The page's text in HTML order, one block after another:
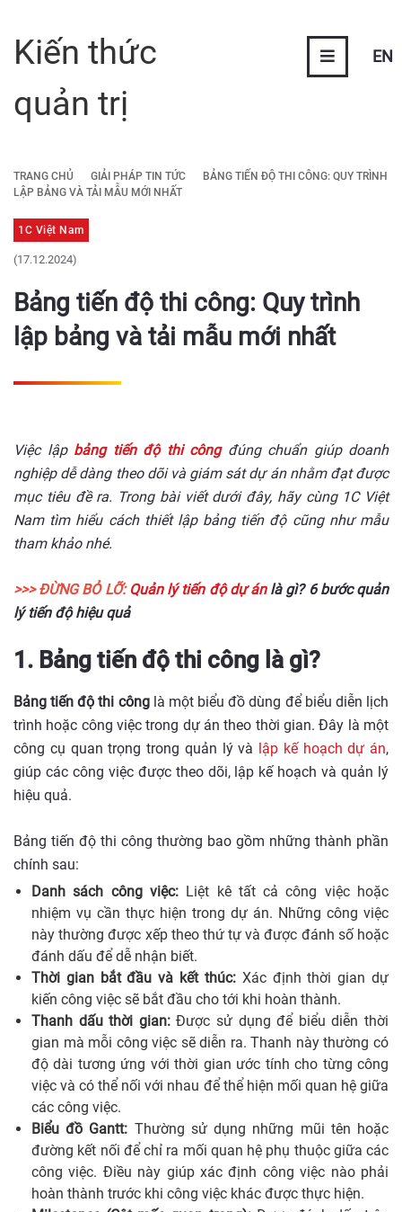
EN
Kiến thức
quản trị
TRANG CHỦ GIẢI PHÁP TIN TỨC
BẢNG TIẾN ĐỘ THI CÔNG: QUY TRÌNH
LẬP BẢNG VÀ TẢI MẪU MỚI NHẤT
1C Việt Nam
(17.12.2024)
Bảng tiến độ thi công: Quy trình
lập bảng và tải mẫu mới nhất
Việc lập bảng tiến độ thi côngđúng chuẩn giúp doanh
nghiệp dễ dàng theo dõi và giám sát dự án nhằm đạt được
mục tiêu đề ra. Trong bài viết dưới đây, hãy cùng 1C Việt
Nam tìm hiểu cách thiết lập bảng tiến độ cũng như mẫu
tham khảo nhé.
>>> ĐỪNG BỎ LỠ: Quản lý tiến độ dự ánlà gì? 6 bước quản
lý tiến độ hiệu quả
1. Bảng tiến độ thi công là gì?
Bảng tiến độ thi cônglà một biểu đồ dùng để biểu diễn lịch
trình hoặc công việc trong dự án theo thời gian. Đây là một
công cụ quan trọng trong quản lý và lập kế hoạch dự án,
giúp các công việc được theo dõi, lập kế hoạch và quản lý
hiệu quả.
Bảng tiến độ thi công thường bao gồm những thành phần
chính sau:
Danh sách công việc:Liệt kê tất cả công việc hoặc
nhiệm vụ cần thực hiện trong dự án. Những công việc
này thường được xếp theo thứ tự và được đánh số hoặc
đánh dấu để dễ nhận biết.
Thời gian bắt đầu và kết thúc: Xác định thời gian dự
kiến công việc sẽ bắt đầu cho tới khi hoàn thành.
Thanh dấu thời gian:Được sử dụng để biểu diễn thời
gian mà mỗi công việc sẽ diễn ra. Thanh này thường có
độ dài tương ứng với thời gian ước tính cho từng công
việc và có thể nối với nhau để thể hiện mối quan hệ giữa
các công việc.
Biểu đồ Gantt: Thường sử dụng những mũi tên hoặc
đường kết nối để chỉ ra mối quan hệ phụ thuộc giữa các
công việc. Điều này giúp xác định công việc nào phải
hoàn thành trước khi công việc khác được thực hiện.